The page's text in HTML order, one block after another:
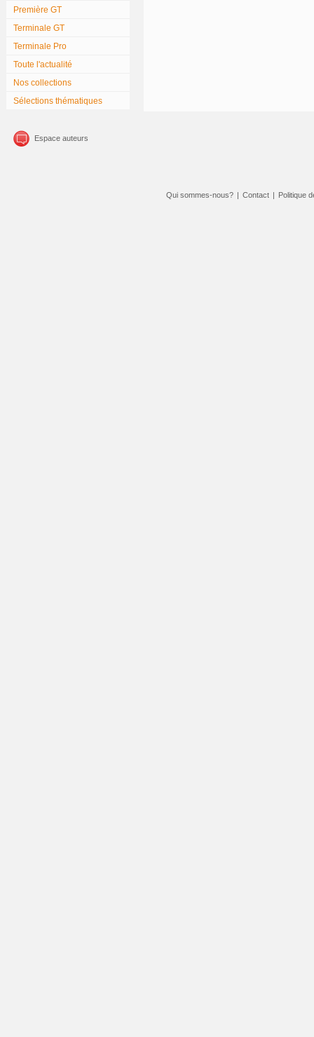
Première GT
Terminale GT
Terminale Pro
Toute l'actualité
Nos collections
Sélections thématiques
Espace auteurs
Qui sommes-nous? | Contact | Politique